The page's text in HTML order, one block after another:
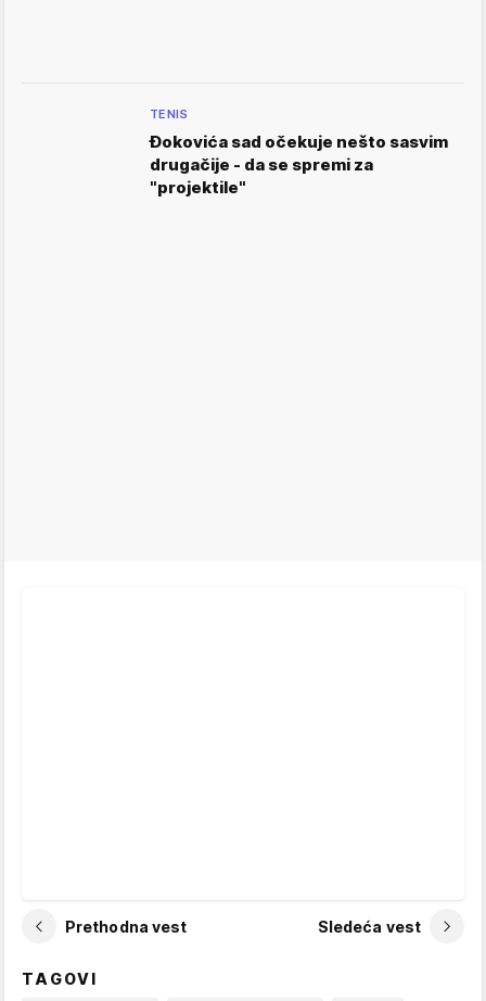
TENIS
Đokovića sad očekuje nešto sasvim
drugačije - da se spremi za
"projektile"
Prethodna vest Sledeća vest
TAGOVI